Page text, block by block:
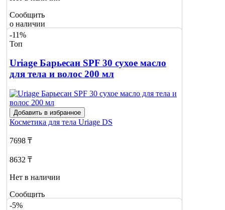
Сообщить
о наличии
-11%
Топ
Uriage Барьесан SPF 30 сухое масло
для тела и волос 200 мл
Добавить в избранное
Косметика для тела Uriage DS
7698 ₸
8632 ₸
Нет в наличии
Сообщить
о наличии
-5%